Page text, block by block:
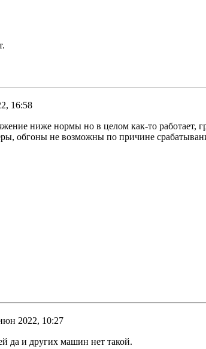
16:58
ниже нормы но в целом как-то работает,
обгоны не возможны по причине
2022, 10:27
да и других машин нет такой.